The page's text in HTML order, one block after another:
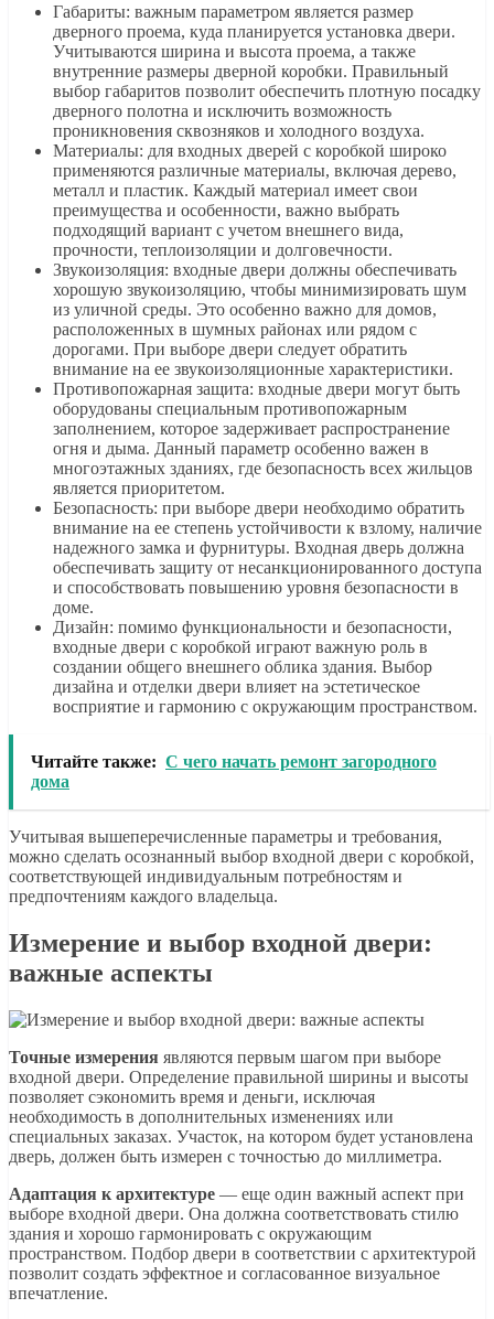
Габариты: важным параметром является размер
дверного проема, куда планируется установка двери.
Учитываются ширина и высота проема, а также
внутренние размеры дверной коробки. Правильный
выбор габаритов позволит обеспечить плотную посадку
дверного полотна и исключить возможность
проникновения сквозняков и холодного воздуха.
Материалы: для входных дверей с коробкой широко
применяются различные материалы, включая дерево,
металл и пластик. Каждый материал имеет свои
преимущества и особенности, важно выбрать
подходящий вариант с учетом внешнего вида,
прочности, теплоизоляции и долговечности.
Звукоизоляция: входные двери должны обеспечивать
хорошую звукоизоляцию, чтобы минимизировать шум
из уличной среды. Это особенно важно для домов,
расположенных в шумных районах или рядом с
дорогами. При выборе двери следует обратить
внимание на ее звукоизоляционные характеристики.
Противопожарная защита: входные двери могут быть
оборудованы специальным противопожарным
заполнением, которое задерживает распространение
огня и дыма. Данный параметр особенно важен в
многоэтажных зданиях, где безопасность всех жильцов
является приоритетом.
Безопасность: при выборе двери необходимо обратить
внимание на ее степень устойчивости к взлому, наличие
надежного замка и фурнитуры. Входная дверь должна
обеспечивать защиту от несанкционированного доступа
и способствовать повышению уровня безопасности в
доме.
Дизайн: помимо функциональности и безопасности,
входные двери с коробкой играют важную роль в
создании общего внешнего облика здания. Выбор
дизайна и отделки двери влияет на эстетическое
восприятие и гармонию с окружающим пространством.
Читайте также: С чего начать ремонт загородного
дома
Учитывая вышеперечисленные параметры и требования,
можно сделать осознанный выбор входной двери с коробкой,
соответствующей индивидуальным потребностям и
предпочтениям каждого владельца.
Измерение и выбор входной двери:
важные аспекты
Точные измерения являются первым шагом при выборе
входной двери. Определение правильной ширины и высоты
позволяет сэкономить время и деньги, исключая
необходимость в дополнительных изменениях или
специальных заказах. Участок, на котором будет установлена
дверь, должен быть измерен с точностью до миллиметра.
Адаптация к архитектуре — еще один важный аспект при
выборе входной двери. Она должна соответствовать стилю
здания и хорошо гармонировать с окружающим
пространством. Подбор двери в соответствии с архитектурой
позволит создать эффектное и согласованное визуальное
впечатление.